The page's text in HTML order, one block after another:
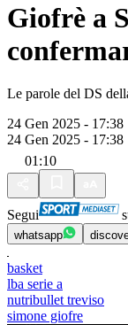
Giofrè a
Le parole del DS
24 Gen 2025 - 17:38
24 Gen 2025 - 17:38
01:10
Segui
whatsapp
basket
lba serie a
nutribullet treviso
simone giofre